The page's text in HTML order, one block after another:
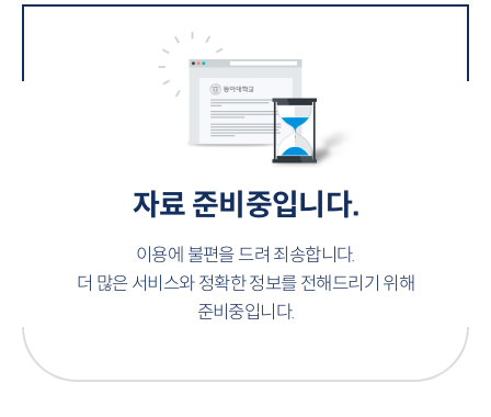
자료 준비중입니다.
이용에 불편을 드려 죄송합니다.
더 많은 서비스와 정확한 정보를 전해드리기 위해
준비중입니다.